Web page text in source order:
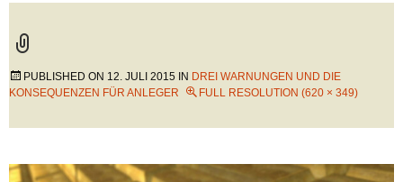
PUBLISHED ON 12. JULI 2015 IN DREI WARNUNGEN UND DIE
KONSEQUENZEN FÜR ANLEGER
FULL RESOLUTION (620 × 349)